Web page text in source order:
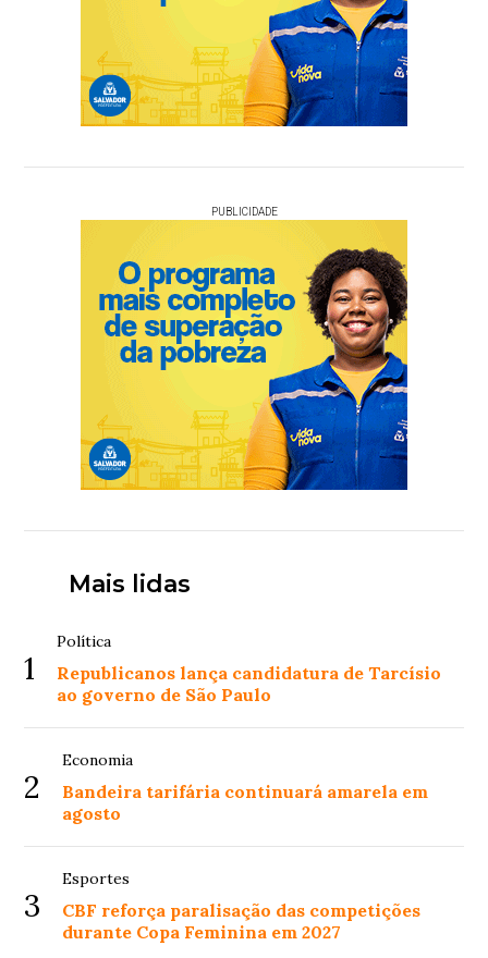
PUBLICIDADE
Mais lidas
1
Política
Republicanos lança candidatura de Tarcísio
ao governo de São Paulo
2
Economia
Bandeira tarifária continuará amarela em
agosto
3
Esportes
CBF reforça paralisação das competições
durante Copa Feminina em 2027